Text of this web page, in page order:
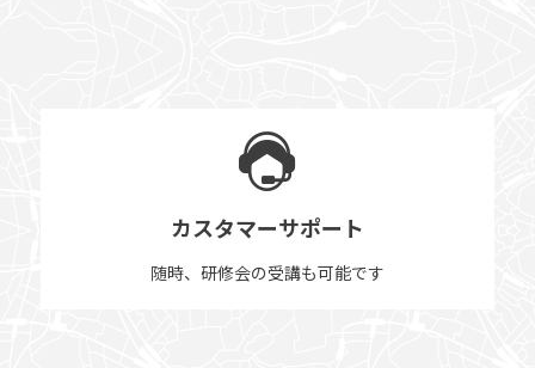
カスタマーサポート
随時、研修会の受講も可能です